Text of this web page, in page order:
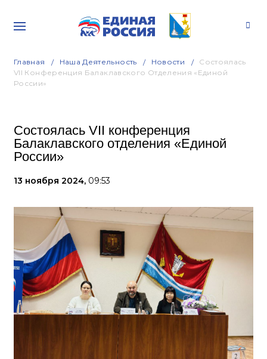
Главная Наша Деятельность Новости
Состоялась
VII Конференция Балаклавского Отделения «Единой
России»
Состоялась VII конференция
Балаклавского отделения «Единой
России»
13 ноября 2024, 09:53